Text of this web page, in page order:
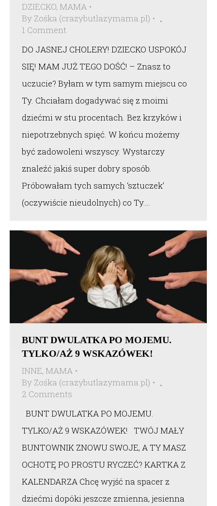
DZIECKO, MAMA
By Zośka (crazybutlazymama.pl)
1 Comment
DO JASNEJ CHOLERY! DZIECKO USPOKÓJ
SIĘ! MAM JUŻ TEGO DOŚĆ! – Znasz to
uczucie? Byłam w tym samym miejscu co
Ty. Chciałam dogadywać się z moimi
dziećmi w stu procentach. Bez krzyków i
niepotrzebnych spięć. W końcu możemy
być zadowoleni wszyscy. Wystarczy
znaleźć jakiś super dobry sposób.
Próbowałam tych samych ‘sztuczek’
(oczywiście nieudolnych) co Ty.…
BUNT DWULATKA PO MOJEMU.
TYLKO/AŻ 9 WSKAZÓWEK!
INNE, MAMA
By Zośka (crazybutlazymama.pl)
2 Comments
BUNT DWULATKA PO MOJEMU.
TYLKO/AŻ 9 WSKAZÓWEK! TWÓJ MAŁY
BUNTOWNIK ZNOWU SWOJE, A TY MASZ
OCHOTĘ PO PROSTU RYCZEĆ? KARTKA Z
KALENDARZA Chcę wyjść na spacer z
dziećmi dopóki jeszcze zmienna, jesienna